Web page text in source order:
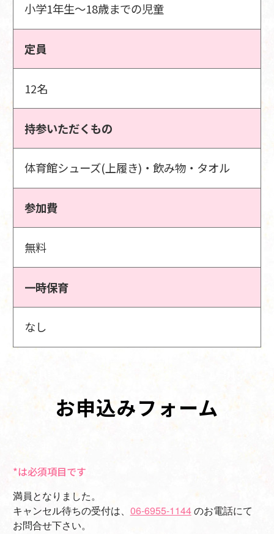
小学1年生～18歳までの児童
定員
12名
持参いただくもの
体育館シューズ(上履き)・飲み物・タオル
参加費
無料
一時保育
なし
お申込みフォーム
*は必須項目です
満員となりました。
キャンセル待ちの受付は、 06-6955-1144のお電話にて
お問合せ下さい。